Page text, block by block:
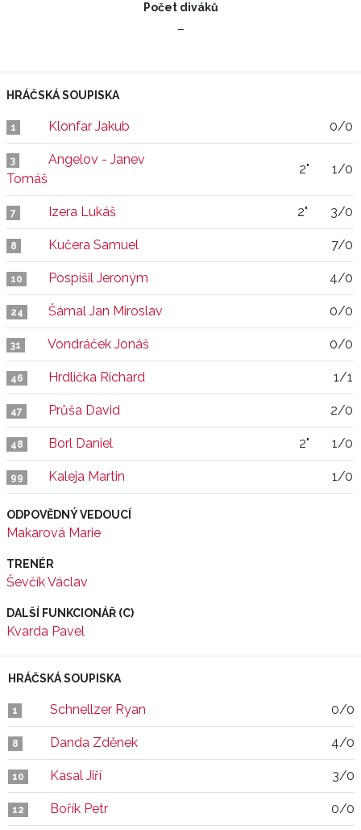
Počet diváků
–
HRÁČSKÁ SOUPISKA
1 Klonfar Jakub 0/0
3
Angelov - Janev
Tomáš
2" 1/0
7 Izera Lukáš 2" 3/0
8 Kučera Samuel 7/0
10 Pospíšil Jeroným 4/0
24 Šámal Jan Miroslav 0/0
31 Vondráček Jonáš 0/0
46 Hrdlička Richard 1/1
47 Průša David 2/0
48 Borl Daniel 2" 1/0
99 Kaleja Martin 1/0
ODPOVĚDNÝ VEDOUCÍ
Makarová Marie
TRENÉR
Ševčík Václav
DALŠÍ FUNKCIONÁŘ (C)
Kvarda Pavel
HRÁČSKÁ SOUPISKA
1 Schnellzer Ryan 0/0
8 Danda Zděnek 4/0
10 Kasal Jiří 3/0
12 Bořík Petr 0/0